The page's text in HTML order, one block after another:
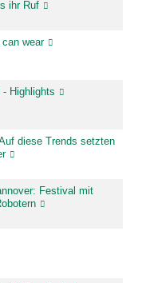
ihr Ruf
wear
Highlights
diese Trends setzten
Festival mit